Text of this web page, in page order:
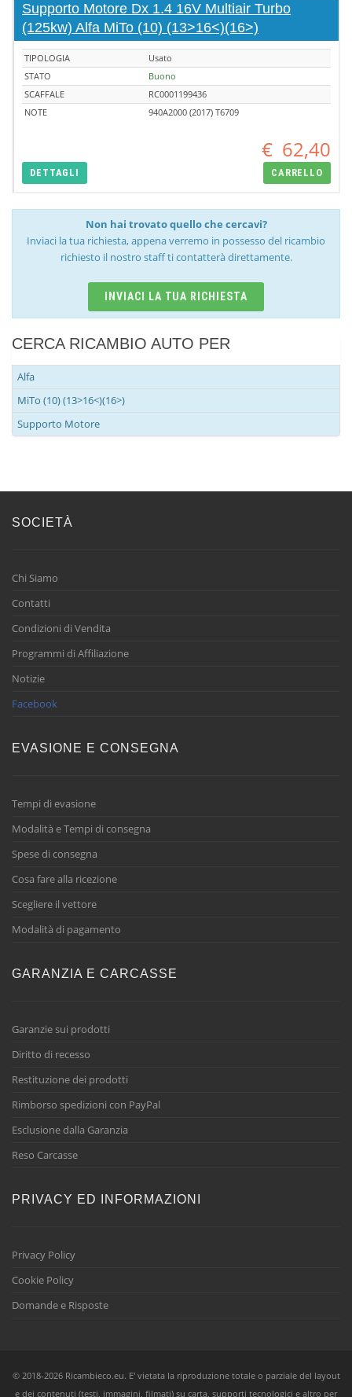
Supporto Motore Dx 1.4 16V Multiair Turbo
(125kw) Alfa MiTo (10) (13>16<)(16>)
TIPOLOGIA
Usato
STATO
Buono
SCAFFALE
RC0001199436
NOTE
940A2000 (2017) T6709
€ 62,40
DETTAGLI CARRELLO
Non hai trovato quello che cercavi?
Inviaci la tua richiesta, appena verremo in possesso del ricambio
richiesto il nostro staff ti contatterà direttamente.
INVIACI LA TUA RICHIESTA
CERCA RICAMBIO AUTO PER
Alfa
MiTo (10) (13>16<)(16>)
Supporto Motore
SOCIETÀ
Chi Siamo
Contatti
Condizioni di Vendita
Programmi di Affiliazione
Notizie
Facebook
EVASIONE E CONSEGNA
Tempi di evasione
Modalità e Tempi di consegna
Spese di consegna
Cosa fare alla ricezione
Scegliere il vettore
Modalità di pagamento
GARANZIA E CARCASSE
Garanzie sui prodotti
Diritto di recesso
Restituzione dei prodotti
Rimborso spedizioni con PayPal
Esclusione dalla Garanzia
Reso Carcasse
PRIVACY ED INFORMAZIONI
Privacy Policy
Cookie Policy
Domande e Risposte
© 2018-2026 Ricambieco.eu. E' vietata la riproduzione totale o parziale del layout
e dei contenuti (testi, immagini, filmati) su carta, supporti tecnologici e altro per